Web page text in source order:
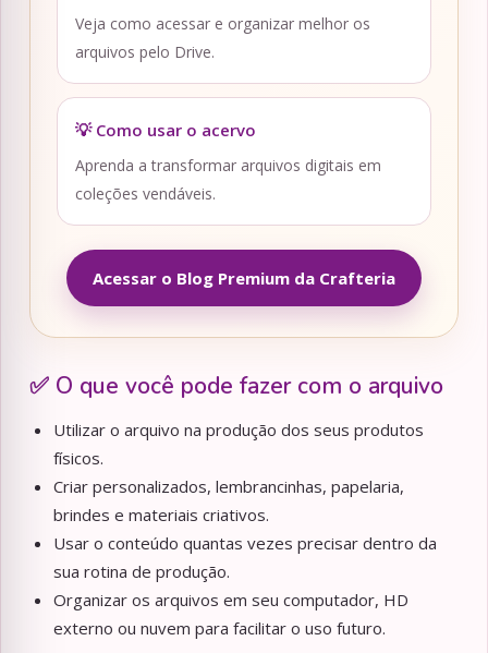
Veja como acessar e organizar melhor os
arquivos pelo Drive.
💡 Como usar o acervo
Aprenda a transformar arquivos digitais em
coleções vendáveis.
Acessar o Blog Premium da Crafteria
✅ O que você pode fazer com o arquivo
Utilizar o arquivo na produção dos seus produtos
físicos.
Criar personalizados, lembrancinhas, papelaria,
brindes e materiais criativos.
Usar o conteúdo quantas vezes precisar dentro da
sua rotina de produção.
Organizar os arquivos em seu computador, HD
externo ou nuvem para facilitar o uso futuro.